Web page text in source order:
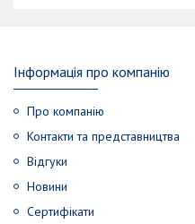
Інформація про компанію
Про компанію
Контакти та представництва
Відгуки
Новини
Сертифікати